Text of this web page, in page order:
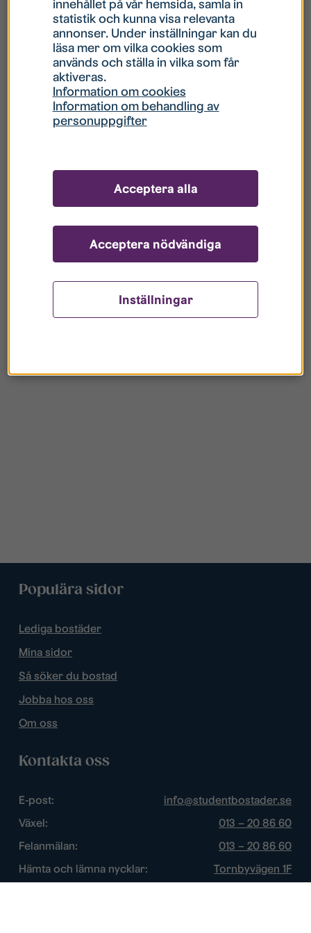
Hur gör jag om mitt konto är låst?
Hur gör jag när jag glömt mitt lösenord?
Vad innebär Gästkonto/Gästanvändare?
Populära sidor
Lediga bostäder
Mina sidor
Så söker du bostad
Jobba hos oss
Om oss
Kontakta oss
E-post:
info@studentbostader.se
Växel:
013 – 20 86 60
Felanmälan:
013 – 20 86 60
Hämta och lämna nycklar:
Tornbyvägen 1F
innehållet på vår hemsida, samla in
statistik och kunna visa relevanta
annonser. Under inställningar kan du
läsa mer om vilka cookies som
används och ställa in vilka som får
aktiveras.
Information om cookies
Information om behandling av
personuppgifter
Inställningar
Acceptera nödvändiga
Acceptera alla